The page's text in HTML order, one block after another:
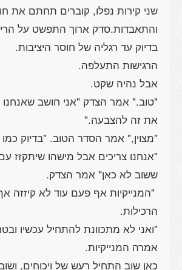
שני קירות נפלו, קוברים תחתם את
והתאבדות.סדק ארוך התפשט על
בדיוק עד רגליה של חוסר היציבות.
הרגישות התעלפה.
אבל נהיה שקט.
"טוב." אמר הצדק "אני חושב
את זה להצבעה."
"מצוין," אמר הסדר הטוב. "בדיוק
"אנחנו צריכים אבל מישהו שיתקזז
ששוב לא כאן" אמר הצדק.
"המנייקיות אף פעם עוד לא קיזזה
הרכילות.
"ואני לא מתכוונת להתחיל עכשיו
אמרה המנייקיות.
כאן שוב התחיל רעש של ויכוחים,